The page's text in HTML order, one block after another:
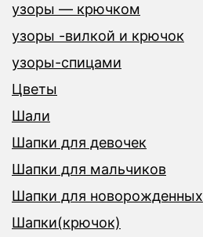
узоры — крючком
узоры -вилкой и крючок
узоры-спицами
Цветы
Шали
Шапки для девочек
Шапки для мальчиков
Шапки для новорожденных
Шапки(крючок)